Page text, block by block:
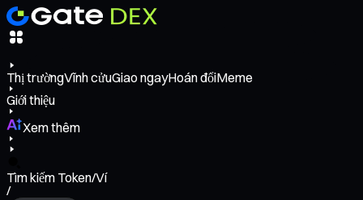
Thị trườngVĩnh cửuGiao ngayHoán đổiMeme
Giới thiệu
Xem thêm
Tìm kiếm Token/Ví
/